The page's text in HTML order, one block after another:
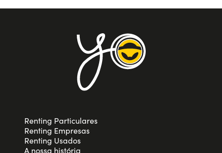
Renting Particulares
Renting Empresas
Renting Usados
A nossa história